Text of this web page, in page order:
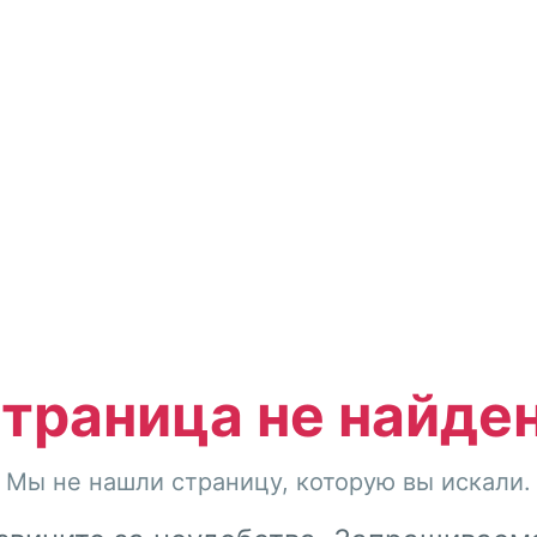
не
Мы не нашли страницу, которую вы искали.